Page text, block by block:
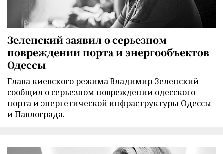
Зеленский заявил о серьезном
повреждении порта и энергообъектов
Одессы
Глава киевского режима Владимир Зеленский
сообщил о серьезном повреждении одесского
порта и энергетической инфраструктуры Одессы
и Павлограда.